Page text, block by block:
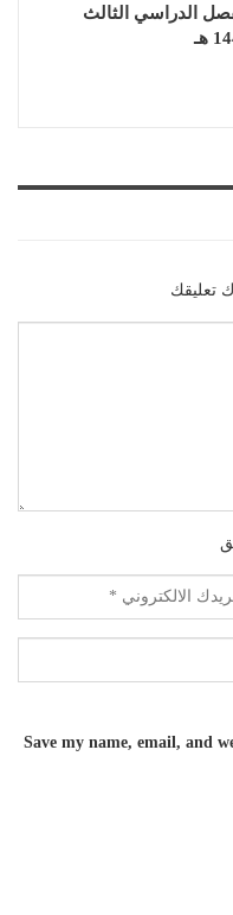
الدراسي الثالث
هـ
تعليقك
Save my name, email, and